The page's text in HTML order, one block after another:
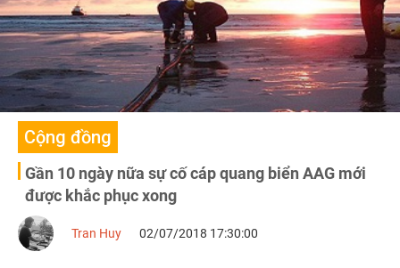
Cộng đồng
Gần 10 ngày nữa sự cố cáp quang biển AAG mới
được khắc phục xong
Tran Huy 02/07/2018 17:30:00